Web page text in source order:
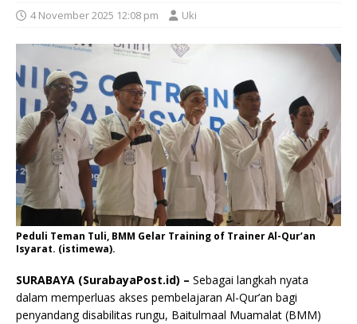
4 November 2025 12:08 pm Uki
Peduli Teman Tuli, BMM Gelar Training of Trainer Al-Qur’an
Isyarat. (istimewa).
SURABAYA (SurabayaPost.id) – Sebagai langkah nyata
dalam memperluas akses pembelajaran Al-Qur’an bagi
penyandang disabilitas rungu, Baitulmaal Muamalat (BMM)